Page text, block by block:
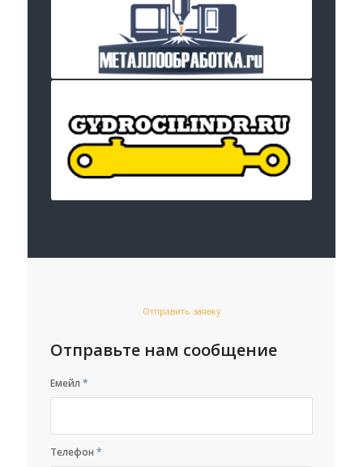
Отправить заявку
Отправьте нам сообщение
Емейл*
Телефон*